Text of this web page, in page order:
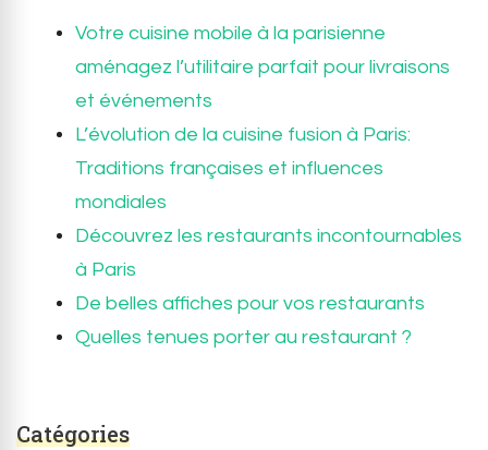
Votre cuisine mobile à la parisienne
aménagez l’utilitaire parfait pour livraisons
et événements
L’évolution de la cuisine fusion à Paris:
Traditions françaises et influences
mondiales
Découvrez les restaurants incontournables
à Paris
De belles affiches pour vos restaurants
Quelles tenues porter au restaurant ?
Catégories